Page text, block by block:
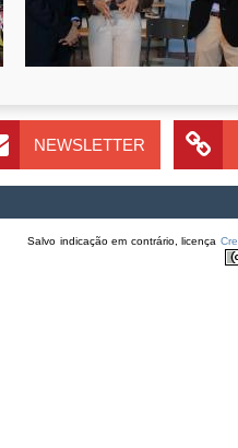
NEWSLETTER
Salvo indicação em contrário, licença